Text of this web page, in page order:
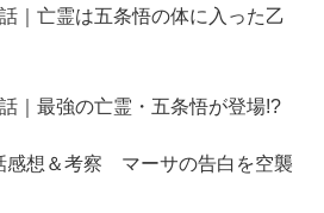
｜亡霊は五条悟の体に入った乙
｜最強の亡霊・五条悟が登場!?
感想＆考察 マーサの告白を空襲